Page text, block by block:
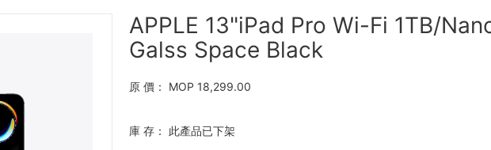
APPLE 13"iPad Pro Wi-Fi 1TB/
Galss Space Black
原 價： MOP 18,299.00
庫 存：
此產品已下架